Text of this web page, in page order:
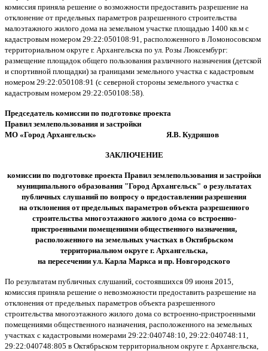
комиссия приняла решение о возможности предоставить разрешение на
отклонение от предельных параметров разрешенного строительства
малоэтажного жилого дома на земельном участке площадью 1400 кв.м с
кадастровым номером 29:22:050108:91, расположенного в Ломоносовском
территориальном округе г. Архангельска по ул. Розы Люксембург:
размещение площадок общего пользования различного назначения (детской
и спортивной площадки) за границами земельного участка с кадастровым
номером 29:22:050108:91 (с северной стороны земельного участка с
кадастровым номером 29:22:050108:58).
Председатель комиссии по подготовке проекта
Правил землепользования и застройки
МО «Город Архангельск» Я.В. Кудряшов
ЗАКЛЮЧЕНИЕ
комиссии по подготовке проекта Правил землепользования и застройки
муниципального образования "Город Архангельск" о результатах
публичных слушаний по вопросу о предоставлении разрешения
на отклонения от предельных параметров объекта разрешенного
строительства многоэтажного жилого дома со встроенно-
пристроенными помещениями общественного назначения,
расположенного на земельных участках в Октябрьском
территориальном округе г. Архангельска,
на пересечении ул. Карла Маркса и пр. Новгородского
По результатам публичных слушаний, состоявшихся 09 июня 2015,
комиссия приняла решение о невозможности предоставить разрешение на
отклонения от предельных параметров объекта разрешенного
строительства многоэтажного жилого дома со встроенно-пристроенными
помещениями общественного назначения, расположенного на земельных
участках с кадастровыми номерами 29:22:040748:10, 29:22:040748:11,
29:22:040748:805 в Октябрьском территориальном округе г. Архангельска,